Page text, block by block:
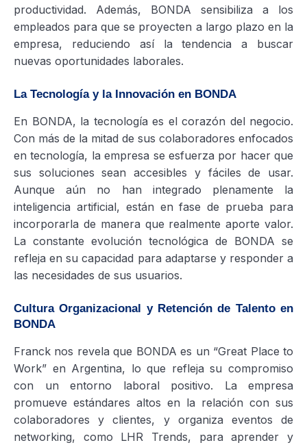
productividad. Además, BONDA sensibiliza a los
empleados para que se proyecten a largo plazo en la
empresa, reduciendo así la tendencia a buscar
nuevas oportunidades laborales.
La Tecnología y la Innovación en BONDA
En BONDA, la tecnología es el corazón del negocio.
Con más de la mitad de sus colaboradores enfocados
en tecnología, la empresa se esfuerza por hacer que
sus soluciones sean accesibles y fáciles de usar.
Aunque aún no han integrado plenamente la
inteligencia artificial, están en fase de prueba para
incorporarla de manera que realmente aporte valor.
La constante evolución tecnológica de BONDA se
refleja en su capacidad para adaptarse y responder a
las necesidades de sus usuarios.
Cultura Organizacional y Retención de Talento en
BONDA
Franck nos revela que BONDA es un “Great Place to
Work” en Argentina, lo que refleja su compromiso
con un entorno laboral positivo. La empresa
promueve estándares altos en la relación con sus
colaboradores y clientes, y organiza eventos de
networking, como LHR Trends, para aprender y